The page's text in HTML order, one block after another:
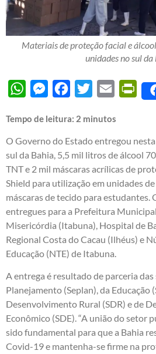
Materiais de proteção facial e
unidades no sul da
WhatsAppMessengerFacebook
Twitter Email
Tempo de leitura: 2 minutos
O Governo do Estado entregou
sul da Bahia, 5,5 mil litros de álcool
TNT e 2 mil máscaras acrílicas de
Shield para utilização em unidades
máscaras de tecido para estudantes.
entregues para a Prefeitura
Misericórdia (Itabuna), Hospital de
Regional Costa do Cacau (Ilhéus) e
Educação (NTE) de Itabuna.
A entrega é resultado de parceria
Planejamento (Seplan), da Educação
Desenvolvimento Rural (SDR) e de
Econômico (SDE). “A união do setor
sido fundamental para que a Bahia
Covid-19 e mantenha-se firme na